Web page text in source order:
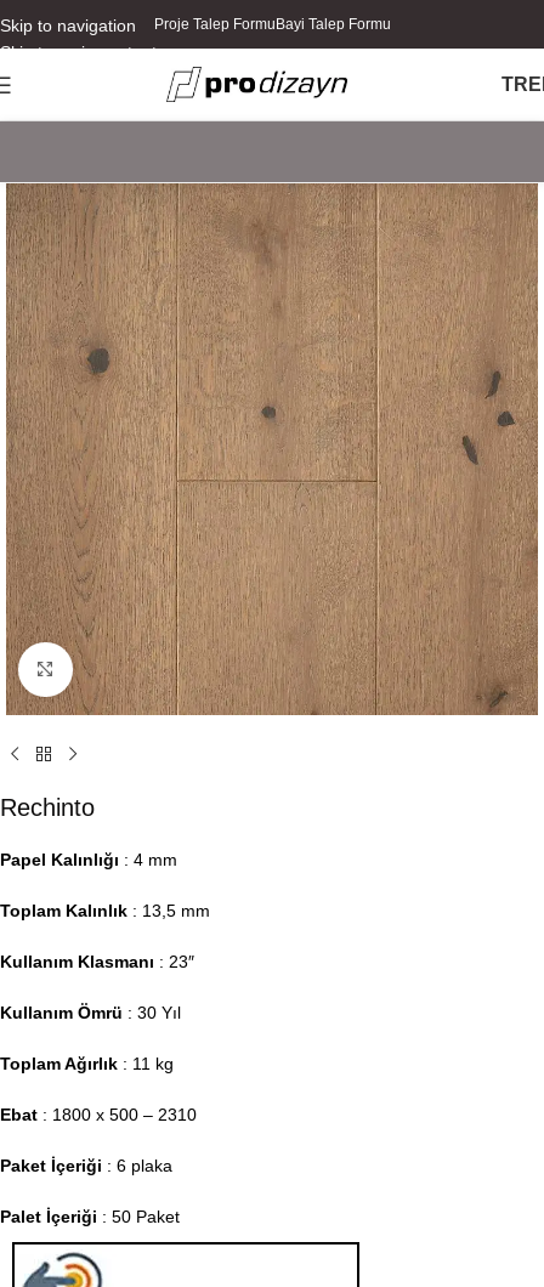
Skip to navigation
Skip to main content
Proje Talep Formu Bayi Talep Formu
TR
Click to enlarge
Rechinto
Papel Kalınlığı : 4 mm
Toplam Kalınlık : 13,5 mm
Kullanım Klasmanı : 23″
Kullanım Ömrü : 30 Yıl
Toplam Ağırlık : 11 kg
Ebat : 1800 x 500 – 2310
Paket İçeriği : 6 plaka
Palet İçeriği : 50 Paket